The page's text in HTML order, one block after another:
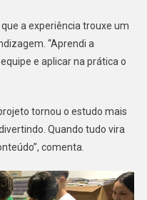
a experiência trouxe um
“Aprendi a
e aplicar na prática o
tornou o estudo mais
Quando tudo vira
comenta.